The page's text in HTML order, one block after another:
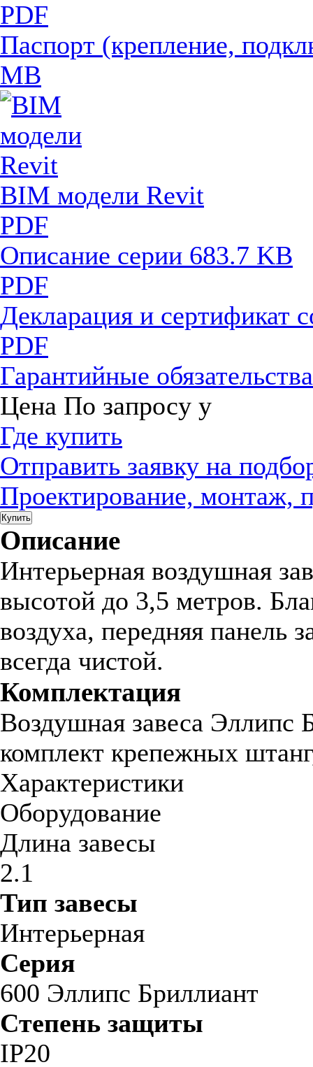
PDF
Паспорт (крепление,
MB
BIM модели Revit
PDF
Описание серии 683.7 KB
PDF
Декларация и сертификат
PDF
Гарантийные
Цена По запросу у
Где купить
Отправить заявку на
Проектирование, монтаж,
Купить
Описание
Интерьерная воздушная
высотой до 3,5 метров.
воздуха, передняя панель
всегда чистой.
Комплектация
Воздушная завеса Эллипс
комплект крепежных
Характеристики
Оборудование
Длина завесы
2.1
Тип завесы
Интерьерная
Серия
600 Эллипс Бриллиант
Степень защиты
IP20